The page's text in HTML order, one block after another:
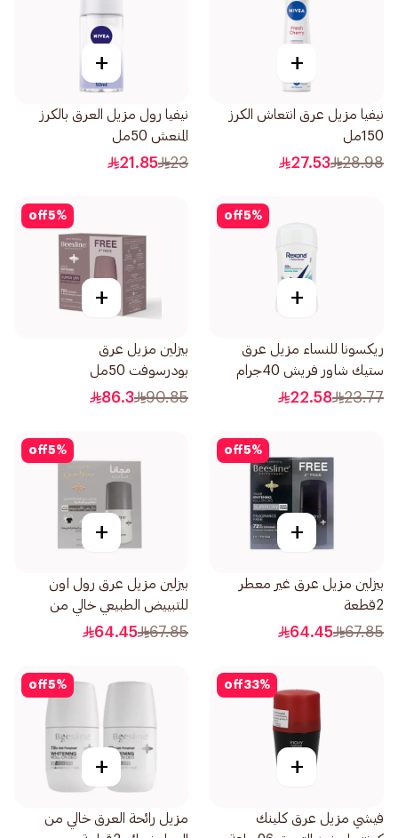
+
نيفيا مزيل عرق انتعاش الكرز
150مل
28.98
27.53
+
نيفيا رول مزيل العرق بالكرز
المنعش 50مل
23
21.85
5%
off
+
ريكسونا للنساء مزيل عرق
ستيك شاور فريش 40جرام
23.77
22.58
5%
off
+
بيزلين مزيل عرق
بودرسوفت 50مل
90.85
86.3
5%
off
+
بيزلين مزيل عرق غير معطر
2قطعة
67.85
64.45
5%
off
+
بيزلين مزيل عرق رول اون
للتبييض الطبيعي خالي من
الالومنيوم العطور سيلفر باور
67.85
64.45
33%
off
+
فيشي مزيل عرق كلينك
5%
off
+
مزيل رائحة العرق خالي من